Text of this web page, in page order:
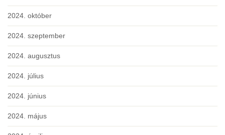
2024. október
2024. szeptember
2024. augusztus
2024. július
2024. június
2024. május